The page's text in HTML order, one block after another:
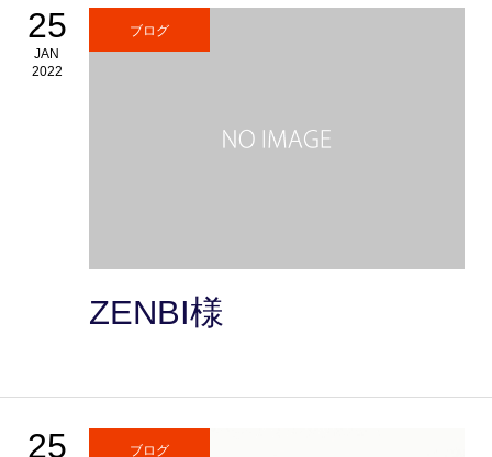
25
JAN
2022
ブログ
ZENBI様
25 ブログ